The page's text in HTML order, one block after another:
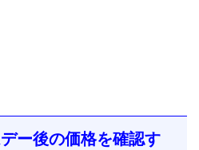
ー後の価格を確認す